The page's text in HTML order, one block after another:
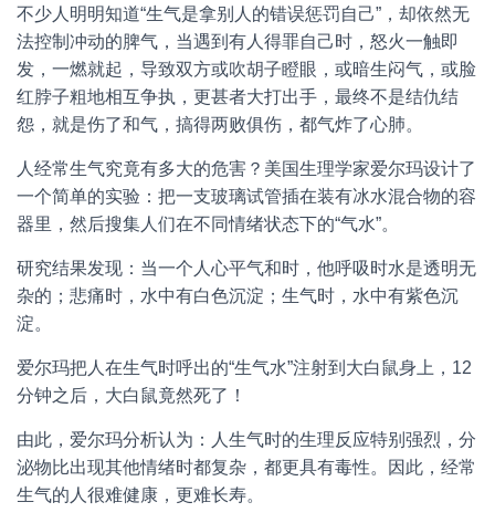
不少人明明知道“生气是拿别人的错误惩罚自己”，却依然无
法控制冲动的脾气，当遇到有人得罪自己时，怒火一触即
发，一燃就起，导致双方或吹胡子瞪眼，或暗生闷气，或脸
红脖子粗地相互争执，更甚者大打出手，最终不是结仇结
怨，就是伤了和气，搞得两败俱伤，都气炸了心肺。
人经常生气究竟有多大的危害？美国生理学家爱尔玛设计了
一个简单的实验：把一支玻璃试管插在装有冰水混合物的容
器里，然后搜集人们在不同情绪状态下的“气水”。
研究结果发现：当一个人心平气和时，他呼吸时水是透明无
杂的；悲痛时，水中有白色沉淀；生气时，水中有紫色沉
淀。
爱尔玛把人在生气时呼出的“生气水”注射到大白鼠身上，12
分钟之后，大白鼠竟然死了！
由此，爱尔玛分析认为：人生气时的生理反应特别强烈，分
泌物比出现其他情绪时都复杂，都更具有毒性。因此，经常
生气的人很难健康，更难长寿。